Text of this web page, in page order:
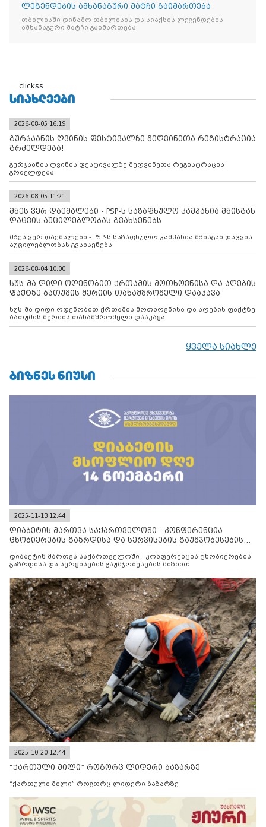
ლეგენდების ამხანაგური მატჩი გაიმართება
თბილისში დინამო თბილისის და აიაქსის ლეგენდების
ამხანაგური მატჩი გაიმართება
clickss
ᲡᲘᲐᲮᲚᲔᲔᲑᲘ
2026-08-05 16:19
გურჯაანის ღვინის ფესტივალზე მეღვინეთა რეგისტრაცია
გრძელდება!
გურჯაანის ღვინის ფესტივალზე მეღვინეთა რეგისტრაცია
გრძელდება!
2026-08-05 11:21
მზეს ვერ დაემალები - PSP-ს საზაფხულო კამპანია მზისგან
დაცვის აუცილებლობას გვახსენებს
მზეს ვერ დაემალები - PSP-ს საზაფხულო კამპანია მზისგან დაცვის
აუცილებლობას გვახსენებს
2026-08-04 10:00
სუს-მა დიდი ოდენობით ქრთამის მოთხოვნისა და აღების
ფაქტზე ბათუმის მერიის თანამშრომელი დააკავა
სუს-მა დიდი ოდენობით ქრთამის მოთხოვნისა და აღების ფაქტზე
ბათუმის მერიის თანამშრომელი დააკავა
ყველა სიახლე
ᲑᲘᲖᲜᲔᲡ ᲜᲘᲣᲡᲘ
2025-11-13 12:44
დიაბეტის მართვა საქართველოში - კონფერენცია
ცნობიერების გაზრდისა და სერვისების გაუმჯობესების
დიაბეტის მართვა საქართველოში - კონფერენცია ცნობიერების
გაზრდისა და სერვისების გაუმჯობესების მიზნით
2025-10-20 12:44
“ქართული მილი” როგორც ლიდერი ბაზარზე
“ქართული მილი” როგორც ლიდერი ბაზარზე